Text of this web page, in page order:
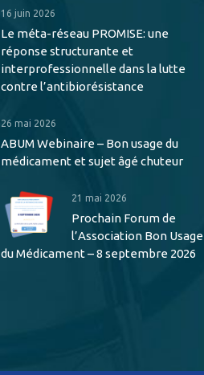
16 juin 2026
Le méta-réseau PROMISE: une
réponse structurante et
interprofessionnelle dans la lutte
contre l’antibiorésistance
26 mai 2026
ABUM Webinaire – Bon usage du
médicament et sujet âgé chuteur
21 mai 2026
Prochain Forum de
l’Association Bon Usage
du Médicament – 8 septembre 2026